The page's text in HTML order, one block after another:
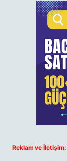
Reklam ve İletişim: